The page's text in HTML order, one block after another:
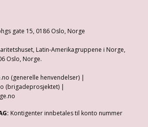
gate 15, 0186 Oslo, Norge
Latin-Amerikagruppene i Norge,
Oslo, Norge.
(generelle henvendelser) |
(brigadeprosjektet) |
Kontigenter innbetales til konto nummer